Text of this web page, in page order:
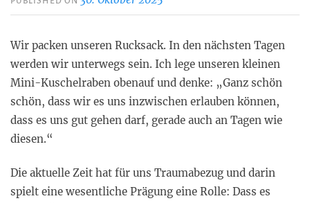
Wir packen unseren Rucksack. In den nächsten Tagen
werden wir unterwegs sein. Ich lege unseren kleinen
Mini-Kuschelraben obenauf und denke: „Ganz schön
schön, dass wir es uns inzwischen erlauben können,
dass es uns gut gehen darf, gerade auch an Tagen wie
diesen.“
Die aktuelle Zeit hat für uns Traumabezug und darin
spielt eine wesentliche Prägung eine Rolle: Dass es